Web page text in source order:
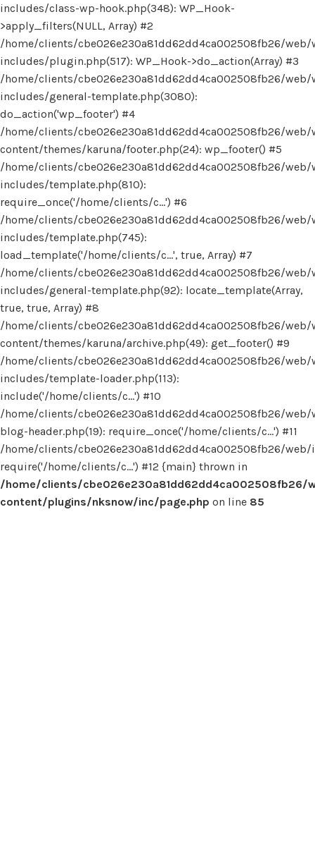
includes/class-wp-hook.php(348): WP_Hook-
>apply_filters(NULL, Array) #2
/home/clients/cbe026e230a81dd62dd4ca002508fb26/web/
includes/plugin.php(517): WP_Hook->do_action(Array) #3
/home/clients/cbe026e230a81dd62dd4ca002508fb26/web/
includes/general-template.php(3080):
do_action('wp_footer') #4
/home/clients/cbe026e230a81dd62dd4ca002508fb26/web/
content/themes/karuna/footer.php(24): wp_footer() #5
/home/clients/cbe026e230a81dd62dd4ca002508fb26/web/
includes/template.php(810):
require_once('/home/clients/c...') #6
/home/clients/cbe026e230a81dd62dd4ca002508fb26/web/
includes/template.php(745):
load_template('/home/clients/c...', true, Array) #7
/home/clients/cbe026e230a81dd62dd4ca002508fb26/web/
includes/general-template.php(92): locate_template(Array,
true, true, Array) #8
/home/clients/cbe026e230a81dd62dd4ca002508fb26/web/
content/themes/karuna/archive.php(49): get_footer() #9
/home/clients/cbe026e230a81dd62dd4ca002508fb26/web/
includes/template-loader.php(113):
include('/home/clients/c...') #10
/home/clients/cbe026e230a81dd62dd4ca002508fb26/web/
blog-header.php(19): require_once('/home/clients/c...') #11
/home/clients/cbe026e230a81dd62dd4ca002508fb26/web/
require('/home/clients/c...') #12 {main} thrown in
/home/clients/cbe026e230a81dd62dd4ca002508fb26/
content/plugins/nksnow/inc/page.php on line 85